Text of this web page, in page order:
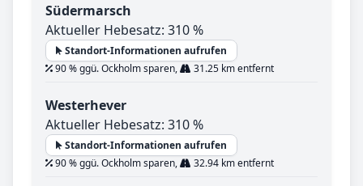
Südermarsch
Aktueller Hebesatz: 310 %
Standort-Informationen aufrufen
90 % ggü. Ockholm sparen,
31.25 km entfernt
Westerhever
Aktueller Hebesatz: 310 %
Standort-Informationen aufrufen
90 % ggü. Ockholm sparen,
32.94 km entfernt